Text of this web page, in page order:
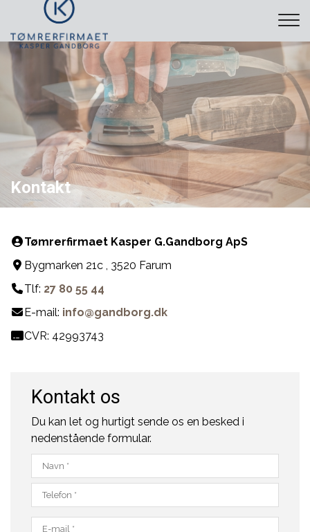
hovedindhold
Kontakt
Tømrerfirmaet Kasper G.Gandborg ApS
Bygmarken 21c , 3520 Farum
Tlf: 27 80 55 44
E-mail: info@gandborg.dk
CVR: 42993743
Kontakt os
Du kan let og hurtigt sende os en besked i
nedenstående formular.